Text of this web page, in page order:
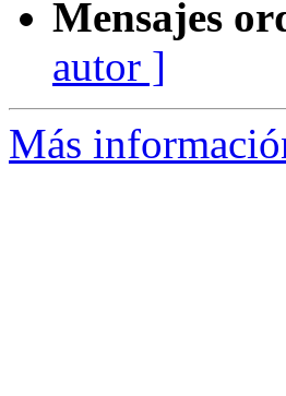
Mensajes
autor ]
Más